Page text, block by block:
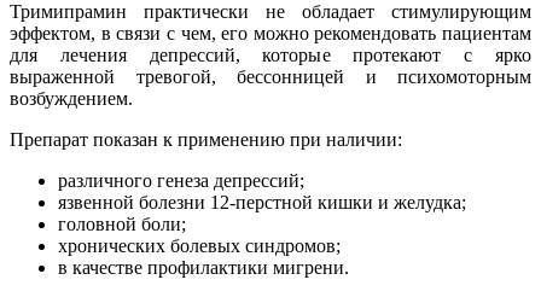
Тримипрамин практически не обладает стимулирующим
эффектом, в связи с чем, его можно рекомендовать пациентам
для лечения депрессий, которые протекают с ярко
выраженной тревогой, бессонницей и психомоторным
возбуждением.
Препарат показан к применению при наличии:
различного генеза депрессий;
язвенной болезни 12-перстной кишки и желудка;
головной боли;
хронических болевых синдромов;
в качестве профилактики мигрени.